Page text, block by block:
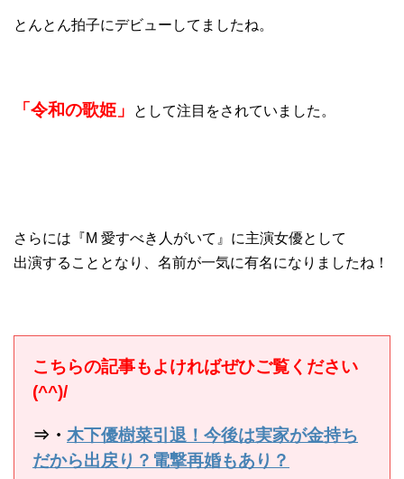
とんとん拍子にデビューしてましたね。
「令和の歌姫」 として注目をされていました。
さらには『M 愛すべき人がいて』に主演女優として
出演することとなり、名前が一気に有名になりましたね！
こちらの記事もよければぜひご覧ください
(^^)/
⇒・ 木下優樹菜引退！今後は実家が金持ち
だから出戻り？電撃再婚もあり？